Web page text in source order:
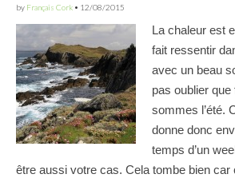
by Français Cork • 12/08/2015
La chaleur est
fait ressentir
avec un beau
pas oublier
sommes l’été.
donne donc
temps d’un
être aussi votre cas. Cela tombe bien